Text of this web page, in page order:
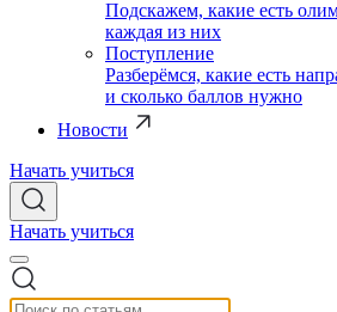
Подскажем, какие есть
каждая из них
Поступление
Разберёмся, какие есть
и сколько баллов нужно
Новости
Начать учиться
Начать учиться